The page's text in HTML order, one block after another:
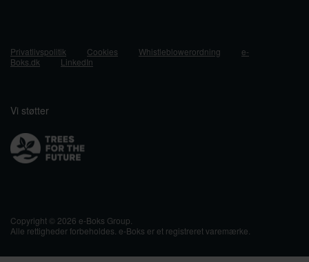
Privatlivspolitik Cookies Whistleblowerordning
e-
Boks.dk
LinkedIn
Vi støtter
Copyright © 2026 e-Boks Group.
Alle rettigheder forbeholdes. e-Boks er et registreret varemærke.